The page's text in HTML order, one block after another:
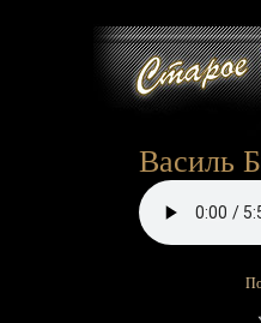
Василь